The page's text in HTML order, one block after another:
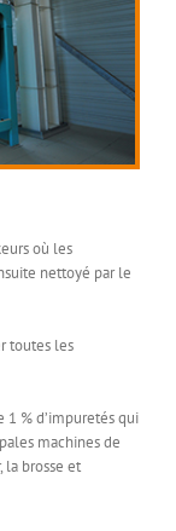
où les
nettoyé par le
toutes les
% d’impuretés qui
machines de
la brosse et